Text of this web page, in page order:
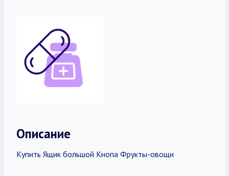
Описание
Купить Ящик большой Кнопа Фрукты-овощи